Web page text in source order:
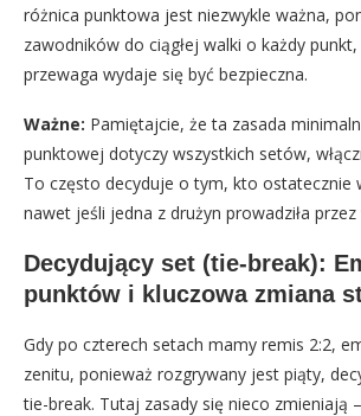
różnica punktowa jest niezwykle ważna,
zawodników do ciągłej walki o każdy
przewaga wydaje się być bezpieczna.
Ważne: Pamiętajcie, że ta zasada
punktowej dotyczy wszystkich setów,
To często decyduje o tym, kto ostatecznie
nawet jeśli jedna z drużyn prowadziła
Decydujący set (tie-break):
punktów i kluczowa zmiana
Gdy po czterech setach mamy remis 2:2,
zenitu, ponieważ rozgrywany jest piąty,
tie-break. Tutaj zasady się nieco zmieniają